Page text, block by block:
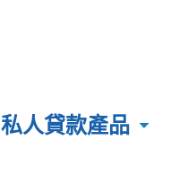
私人貸款產品